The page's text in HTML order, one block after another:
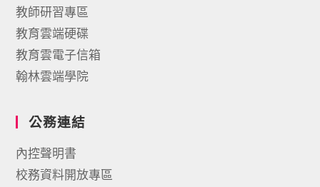
教師研習專區
教育雲端硬碟
教育雲電子信箱
翰林雲端學院
公務連結
內控聲明書
校務資料開放專區